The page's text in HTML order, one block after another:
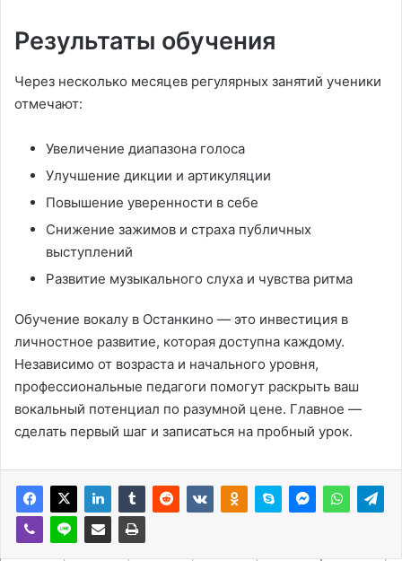
Результаты обучения
Через несколько месяцев регулярных занятий ученики
отмечают:
Увеличение диапазона голоса
Улучшение дикции и артикуляции
Повышение уверенности в себе
Снижение зажимов и страха публичных
выступлений
Развитие музыкального слуха и чувства ритма
Обучение вокалу в Останкино — это инвестиция в
личностное развитие, которая доступна каждому.
Независимо от возраста и начального уровня,
профессиональные педагоги помогут раскрыть ваш
вокальный потенциал по разумной цене. Главное —
сделать первый шаг и записаться на пробный урок.